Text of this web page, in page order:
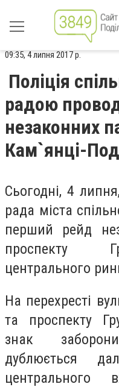
09:35, 4 липня 2017 р.
Поліція
радою
незаконних
Кам`янці-
Сьогодні, 4
рада міста
перший рейд
проспекту
центрального
На перехресті
та проспекту
знак
дублюється